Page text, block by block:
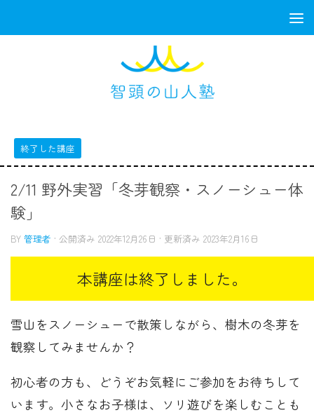
終了した講座
2/11 野外実習「冬芽観察・スノーシュー体
験」
BY 管理者 · 公開済み 2022年12月26日 · 更新済み 2023年2月16日
雪山をスノーシューで散策しながら、樹木の冬芽を
観察してみませんか？
初心者の方も、どうぞお気軽にご参加をお待ちして
います。小さなお子様は、ソリ遊びを楽しむことも